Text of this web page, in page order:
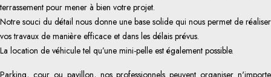
terrassement pour mener à bien votre projet.
Notre souci du détail nous donne une base solide qui nous permet de réaliser
vos travaux de manière efficace et dans les délais prévus.
La location de véhicule tel qu’une mini-pelle est également possible.
Parking, cour ou pavillon, nos professionnels peuvent organiser n'importe